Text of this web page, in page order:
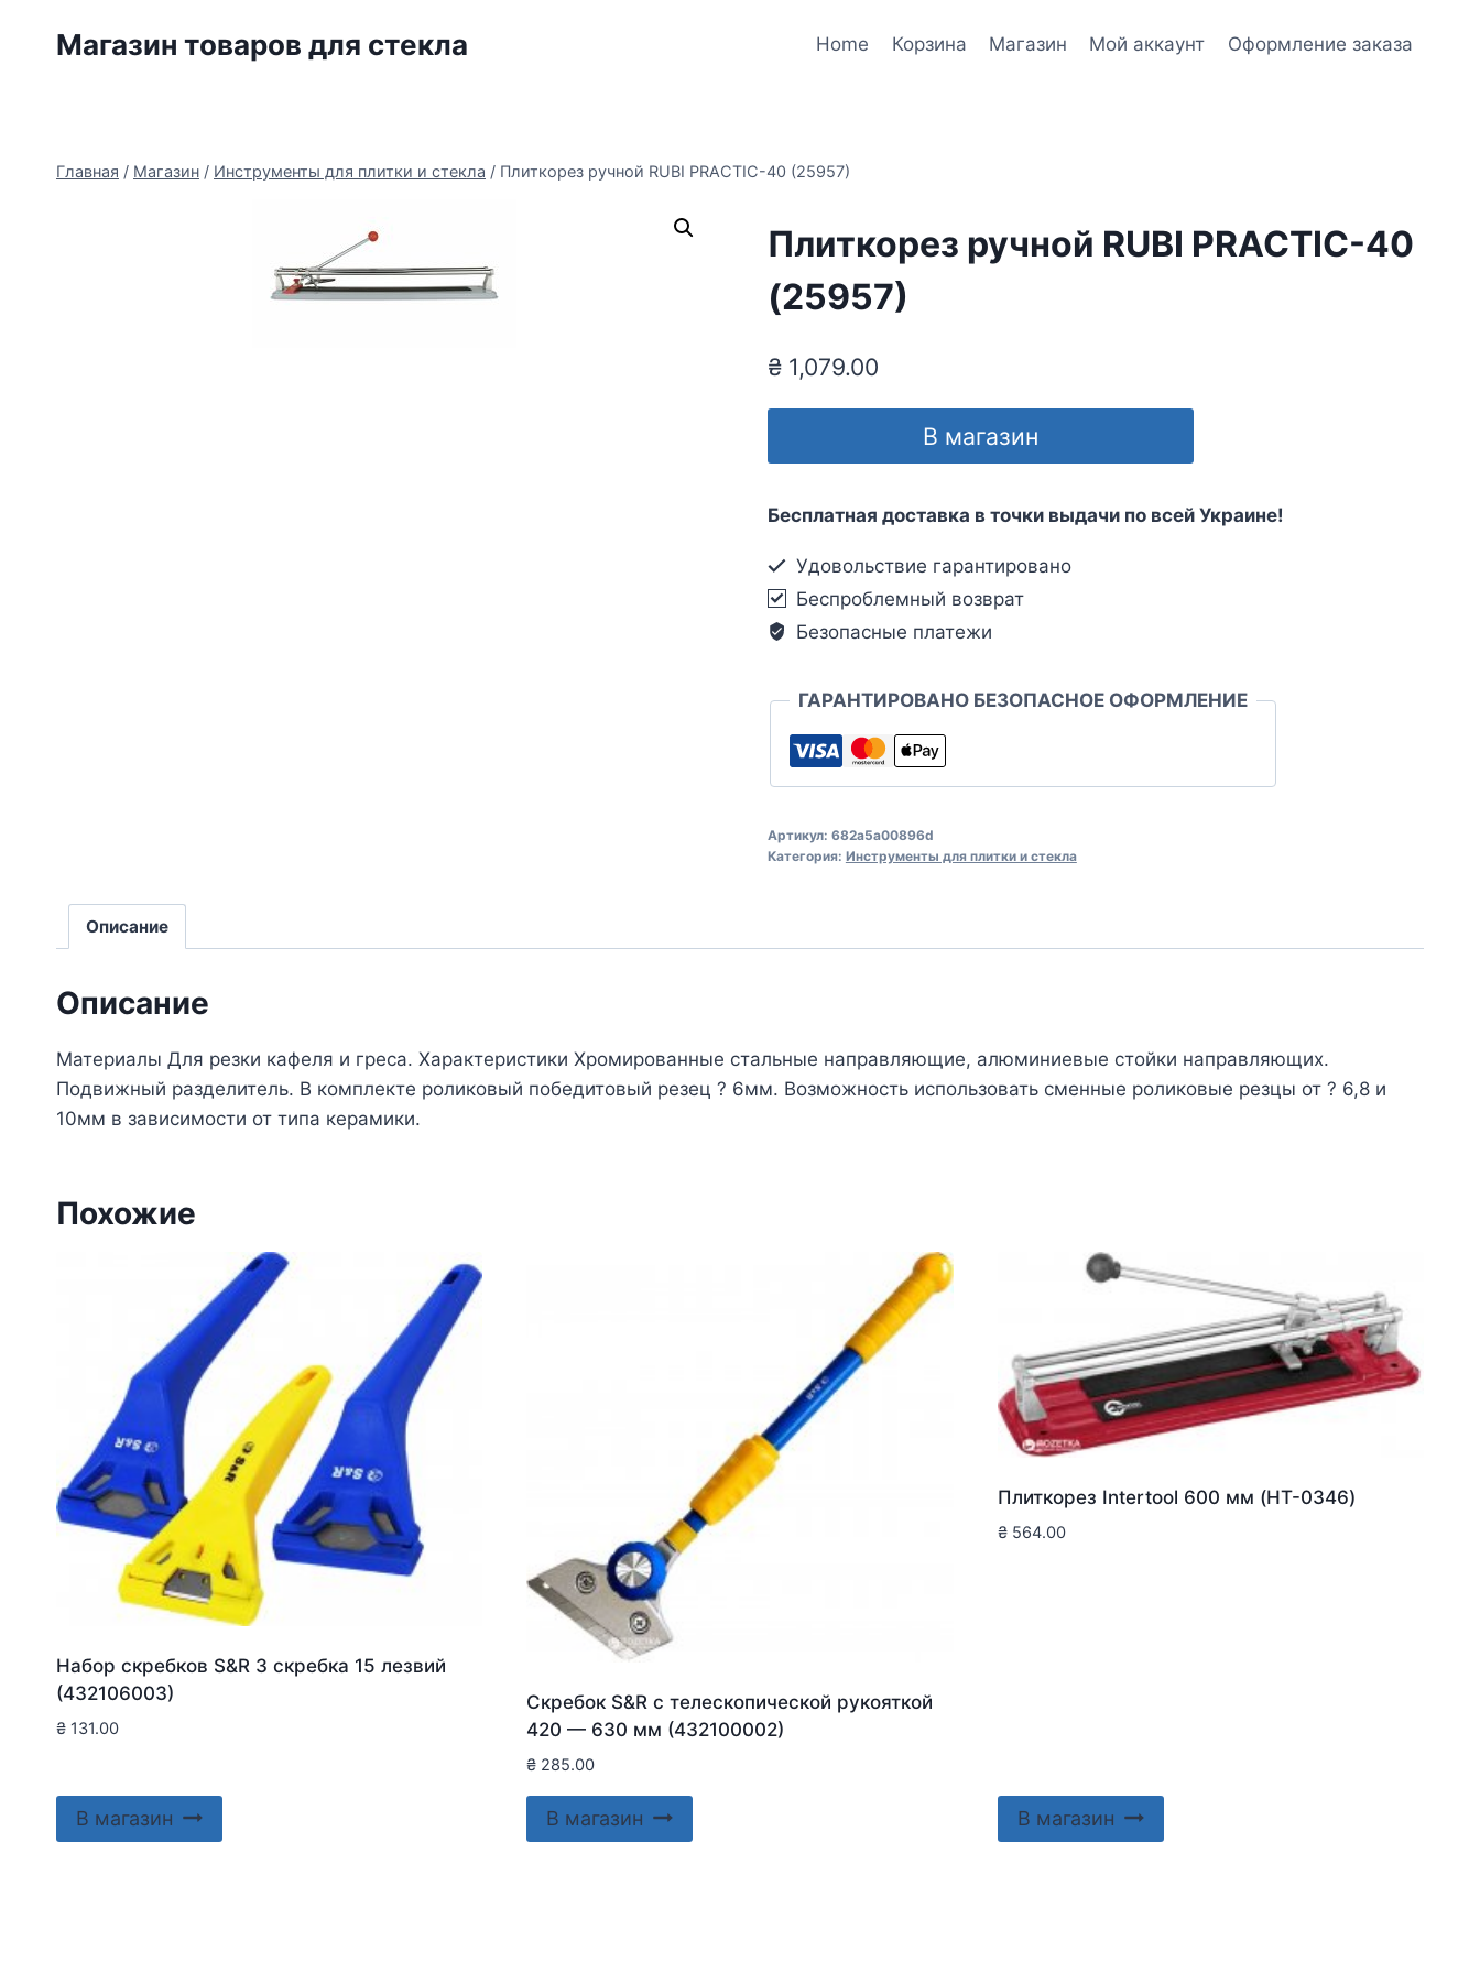
Магазин товаров для стекла Home Корзина Магазин Мой аккаунт Оформление заказа
Главная / Магазин / Инструменты для плитки и стекла / Плиткорез ручной RUBI PRACTIC-40 (25957)
Плиткорез ручной RUBI PRACTIC-40
(25957)
₴1,079.00
В магазин
Бесплатная доставка в точки выдачи по всей Украине!
Удовольствие гарантировано
Беспроблемный возврат
Безопасные платежи
ГАРАНТИРОВАНО БЕЗОПАСНОЕ ОФОРМЛЕНИЕ
Артикул: 682a5a00896d
Категория: Инструменты для плитки и стекла
Описание
Описание
Материалы Для резки кафеля и греса. Характеристики Хромированные стальные направляющие, алюминиевые стойки направляющих.
Подвижный разделитель. В комплекте роликовый победитовый резец ? 6мм. Возможность использовать сменные роликовые резцы от ? 6,8 и
10мм в зависимости от типа керамики.
Похожие
Набор скребков S&R 3 скребка 15 лезвий
(432106003)
₴ 131.00
В магазин
Скребок S&R с телескопической рукояткой
420 — 630 мм (432100002)
₴ 285.00
В магазин
Плиткорез Intertool 600 мм (HT-0346)
₴564.00
В магазин